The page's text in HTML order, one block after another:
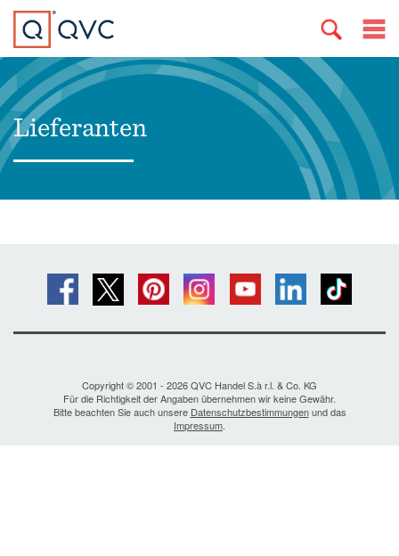
Lieferanten
Copyright © 2001 - 2026 QVC Handel S.à r.l. & Co. KG
Für die Richtigkeit der Angaben übernehmen wir keine Gewähr.
Bitte beachten Sie auch unsere Datenschutzbestimmungenund das
Impressum.